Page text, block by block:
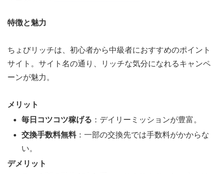
特徴と魅力
ちょびリッチは、初心者から中級者におすすめのポイント
サイト。サイト名の通り、リッチな気分になれるキャンペ
ーンが魅力。
メリット
毎日コツコツ稼げる ：デイリーミッションが豊富。
交換手数料無料：一部の交換先では手数料がかからな
い。
デメリット